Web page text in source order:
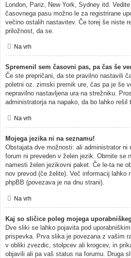
London, Pariz, New York, Sydney itd.
časovnega pasu možno le za registrirane
večino ostalih nastavitev. Če torej še niste
priložnost, da se.
Na vrh
Spremenil sem časovni pas, pa čas še
Če ste prepričani, da ste pravilno nastavili
poletni oz. zimski premik ure, čas pa je še
nepravilno nastavljena ura na strežniku.
administratorja na napako, da bo lahko rešil
Na vrh
Mojega jezika ni na seznamu!
Obstajata dve možnosti: ali administrator ni
forum ni preveden v želen jezik. Obrnite se
namesti želen jezikovni paket. Če le-ta ne
nov prevod (če želite). Več informacij lahko
phpBB (povezava je na dnu strani).
Na vrh
Kaj so sličice poleg mojega
Dve sliki se lahko pojavita pod
prispevka. Prva slika je povezana z vašim
v obliki zvezdic, stolpcev ali krogcev, in
objavili ali pa vaš status na forumu. Druga